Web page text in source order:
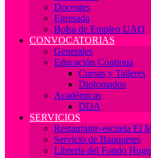
Docentes
Egresada
Bolsa de Empleo UAQ
CONVOCATORIAS
Generales
Educación Continua
Cursos y Talleres
Diplomados
Académicas
DDA
SERVICIOS
Restaurante-escuela El
Servicio de Banquetes
Librería del Fondo